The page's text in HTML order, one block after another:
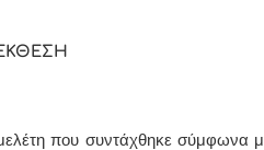
που συντάχθηκε σύμφωνα με